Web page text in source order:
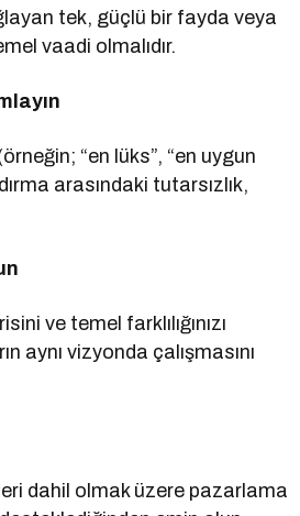
tek, güçlü bir fayda veya
vaadi olmalıdır.
“en lüks”, “en uygun
arasındaki tutarsızlık,
ve temel farklılığınızı
aynı vizyonda çalışmasını
dahil olmak üzere pazarlama